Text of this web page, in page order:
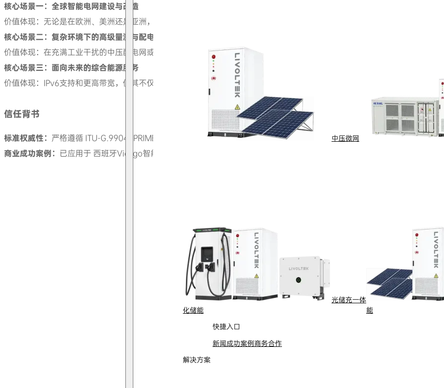
中压微网
光储充一体
化储能
能
快捷入口
新闻成功案例商务合作
解决方案
核心场景一：全球智能电网建设与改造
价值体现：无论是在欧洲、美洲还是亚洲，一套v1.4方案即可满足当地法规要求，极大简化了跨国产品的研发与认证流程。
核心场景二：复杂环境下的高级量测与配电自动化
价值体现：在充满工业干扰的中压配电网或偏远地区，其鲁棒模式能保障断电告警、远程拉合闸等关键指令的100%送达，是配
核心场景三：面向未来的综合能源服务
价值体现：IPv6支持和更高带宽，使其不仅能抄表，更能成为连接家庭能源路由器、充电桩、光伏逆变器的数据管道，支撑智
信任背书
标准权威性： 严格遵循 ITU-G.9904 (PRIME) 国际标准，并持有 PRIME联盟官方认证证书。
商业成功案例： 已应用于 西班牙Viesgo智能表项目 等国际项目，验证了其在真实电网环境中的稳定性和先进性。